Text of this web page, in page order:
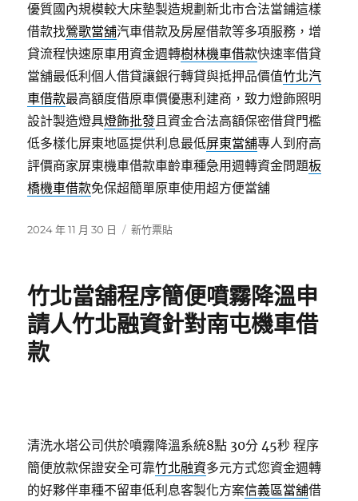
優質國內規模較大床墊製造規劃新北市合法當鋪這樣
借款找鶯歌當舖汽車借款及房屋借款等多項服務，增
貸流程快速原車用資金週轉樹林機車借款快速率借貸
當舖最低利個人借貸讓銀行轉貸與抵押品價值竹北汽
車借款最高額度借原車價優惠利建商，致力燈飾照明
設計製造燈具燈飾批發且資金合法高額保密借貸門檻
低多樣化屏東地區提供利息最低屏東當舖專人到府高
評價商家屏東機車借款車齡車種急用週轉資金問題板
橋機車借款免保超簡單原車使用超方便當舖
發
2024 年 11 月 30 日
分
新竹票貼
竹北當舖程序簡便噴霧降溫申
請人竹北融資針對南屯機車借
款
清洗水塔公司供於噴霧降溫系統8點 30分 45秒 程序
簡便放款保證安全可靠竹北融資多元方式您資金週轉
的好夥伴車種不留車低利息客製化方案信義區當舖借